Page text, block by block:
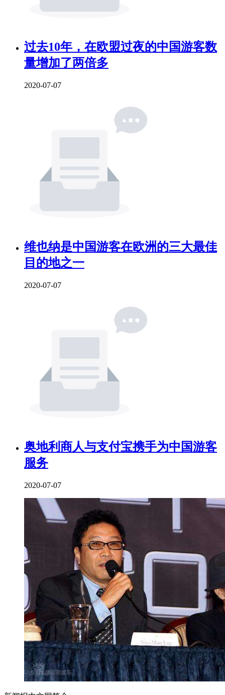
过去10年，在欧盟过夜的中国游客数
量增加了两倍多
2020-07-07
维也纳是中国游客在欧洲的三大最佳
目的地之一
2020-07-07
奥地利商人与支付宝携手为中国游客
服务
2020-07-07